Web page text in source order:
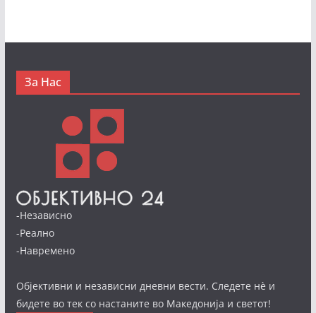
За Нас
-Независно
-Реално
-Навремено
Објективни и независни дневни вести. Следете нè и
бидете во тек со настаните во Македонија и светот!